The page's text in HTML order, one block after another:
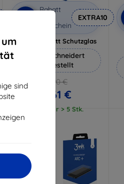
sind
Rabatt
Gutschein
EXTRA10
3mk Pure Matt Schutzglas
Maßgeschneidert
hergestellt
12,90 €
11,61 €
Auf Lager > 5 Stk.